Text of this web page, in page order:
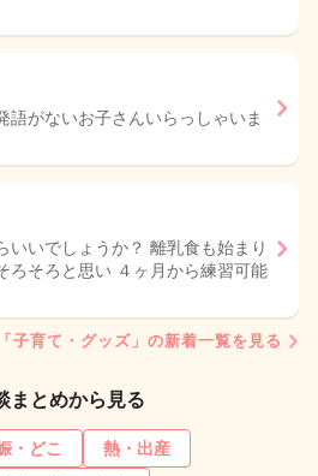
語がないお子さんいらっしゃいま
いいでしょうか？ 離乳食も始まり
ろそろと思い ４ヶ月から練習可能
「子育て・グッズ」の新着一覧を見る
まとめから見る
・どこ
熱・出産